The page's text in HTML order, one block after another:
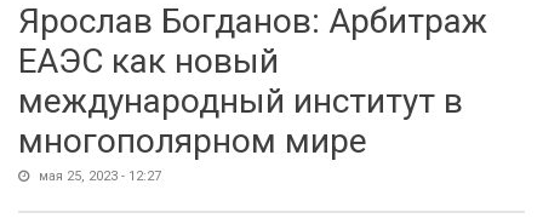
Ярослав Богданов: Арбитраж
ЕАЭС как новый
международный институт в
многополярном мире
мая 25, 2023 - 12:27